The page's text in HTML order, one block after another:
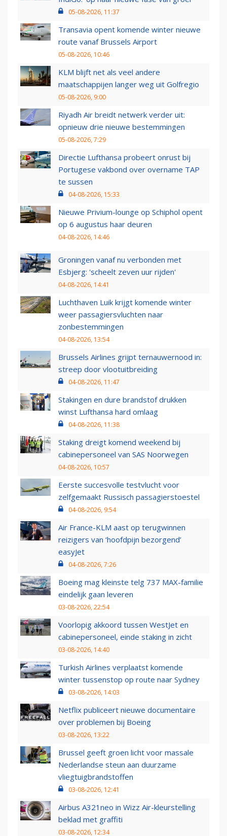
05-08-2026, 11:37
Transavia opent komende winter nieuwe
route vanaf Brussels Airport
05-08-2026, 10:46
KLM blijft net als veel andere
maatschappijen langer weg uit Golfregio
05-08-2026, 9:00
Riyadh Air breidt netwerk verder uit:
opnieuw drie nieuwe bestemmingen
05-08-2026, 7:29
Directie Lufthansa probeert onrust bij
Portugese vakbond over overname TAP
te sussen
04-08-2026, 15:33
Nieuwe Privium-lounge op Schiphol opent
op 6 augustus haar deuren
04-08-2026, 14:46
Groningen vanaf nu verbonden met
Esbjerg: 'scheelt zeven uur rijden'
04-08-2026, 14:41
Luchthaven Luik krijgt komende winter
weer passagiersvluchten naar
zonbestemmingen
04-08-2026, 13:54
Brussels Airlines grijpt ternauwernood in:
streep door vlootuitbreiding
04-08-2026, 11:47
Stakingen en dure brandstof drukken
winst Lufthansa hard omlaag
04-08-2026, 11:38
Staking dreigt komend weekend bij
cabinepersoneel van SAS Noorwegen
04-08-2026, 10:57
Eerste succesvolle testvlucht voor
zelfgemaakt Russisch passagierstoestel
04-08-2026, 9:54
Air France-KLM aast op terugwinnen
reizigers van ‘hoofdpijn bezorgend’
easyJet
04-08-2026, 7:26
Boeing mag kleinste telg 737 MAX-familie
eindelijk gaan leveren
03-08-2026, 22:54
Voorlopig akkoord tussen WestJet en
cabinepersoneel, einde staking in zicht
03-08-2026, 14:40
Turkish Airlines verplaatst komende
winter tussenstop op route naar Sydney
03-08-2026, 14:03
Netflix publiceert nieuwe documentaire
over problemen bij Boeing
03-08-2026, 13:22
Brussel geeft groen licht voor massale
Nederlandse steun aan duurzame
vliegtuigbrandstoffen
03-08-2026, 12:41
Airbus A321neo in Wizz Air-kleurstelling
beklad met graffiti
03-08-2026, 12:34